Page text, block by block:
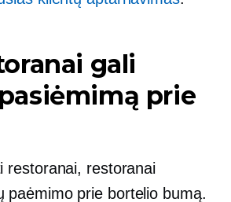
gali
prie
restoranai, restoranai
paėmimo prie bortelio bumą.